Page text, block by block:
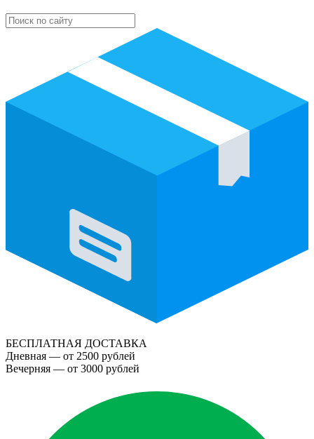
БЕСПЛАТНАЯ ДОСТАВКА
Дневная — от 2500 рублей
Вечерняя — от 3000 рублей